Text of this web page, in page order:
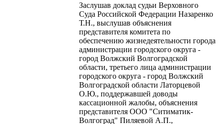
Заслушав доклад судьи Верховного
Суда Российской Федерации Назаренко
Т.Н., выслушав объяснения
представителя комитета по
обеспечению жизнедеятельности города
администрации городского округа -
город Волжский Волгоградской
области, третьего лица администрации
городского округа - город Волжский
Волгоградской области Латорцевой
О.Ю., поддержавшей доводы
кассационной жалобы, объяснения
представителя ООО "Ситиматик-
Волгоград" Пиляевой А.П.,